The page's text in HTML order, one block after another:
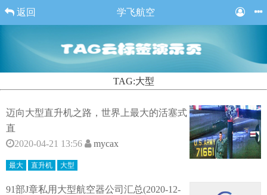
返回 学飞航空
TAG:大型
迈向大型直升机之路，世界上最大的活塞式
直
2020-04-21 13:56
mycax
最大 直升机 大型
91部J章私用大型航空器公司汇总(2020-12-